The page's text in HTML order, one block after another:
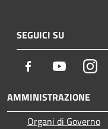
SEGUICI SU
Facebook Youtube
AMMINISTRAZIONE
Organi di Governo